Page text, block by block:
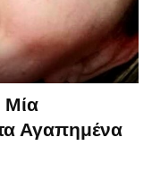
Μία
Αγαπημένα